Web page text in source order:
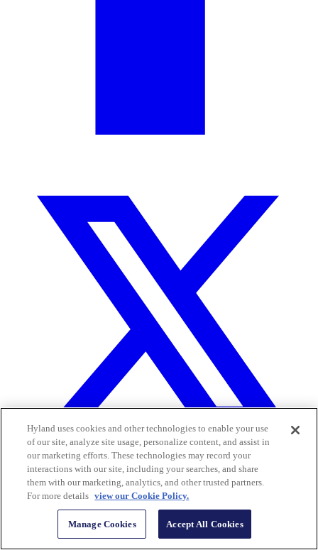
Hyland uses cookies and other technologies to enable your use
of our site, analyze site usage, personalize content, and assist in
our marketing efforts. These technologies may record your
interactions with our site, including your searches, and share
them with our marketing, analytics, and other trusted partners.
For more details view our Cookie Policy.
Manage Cookies Accept All Cookies